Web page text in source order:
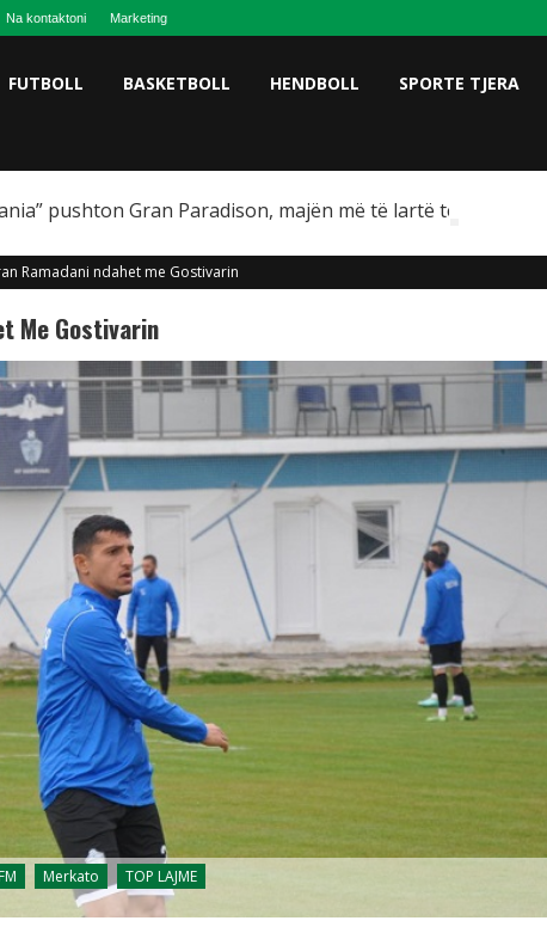
Na kontaktoni Marketing
FUTBOLL BASKETBOLL HENDBOLL SPORTE TJERA
pushton Gran Paradison, majën më të lartë të Italisë
Ramadani ndahet me Gostivarin
Me Gostivarin
Merkato TOP LAJME